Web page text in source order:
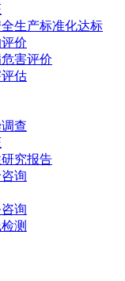
生产标准化达标
价
害评价
估
查
究报告
询
询
测